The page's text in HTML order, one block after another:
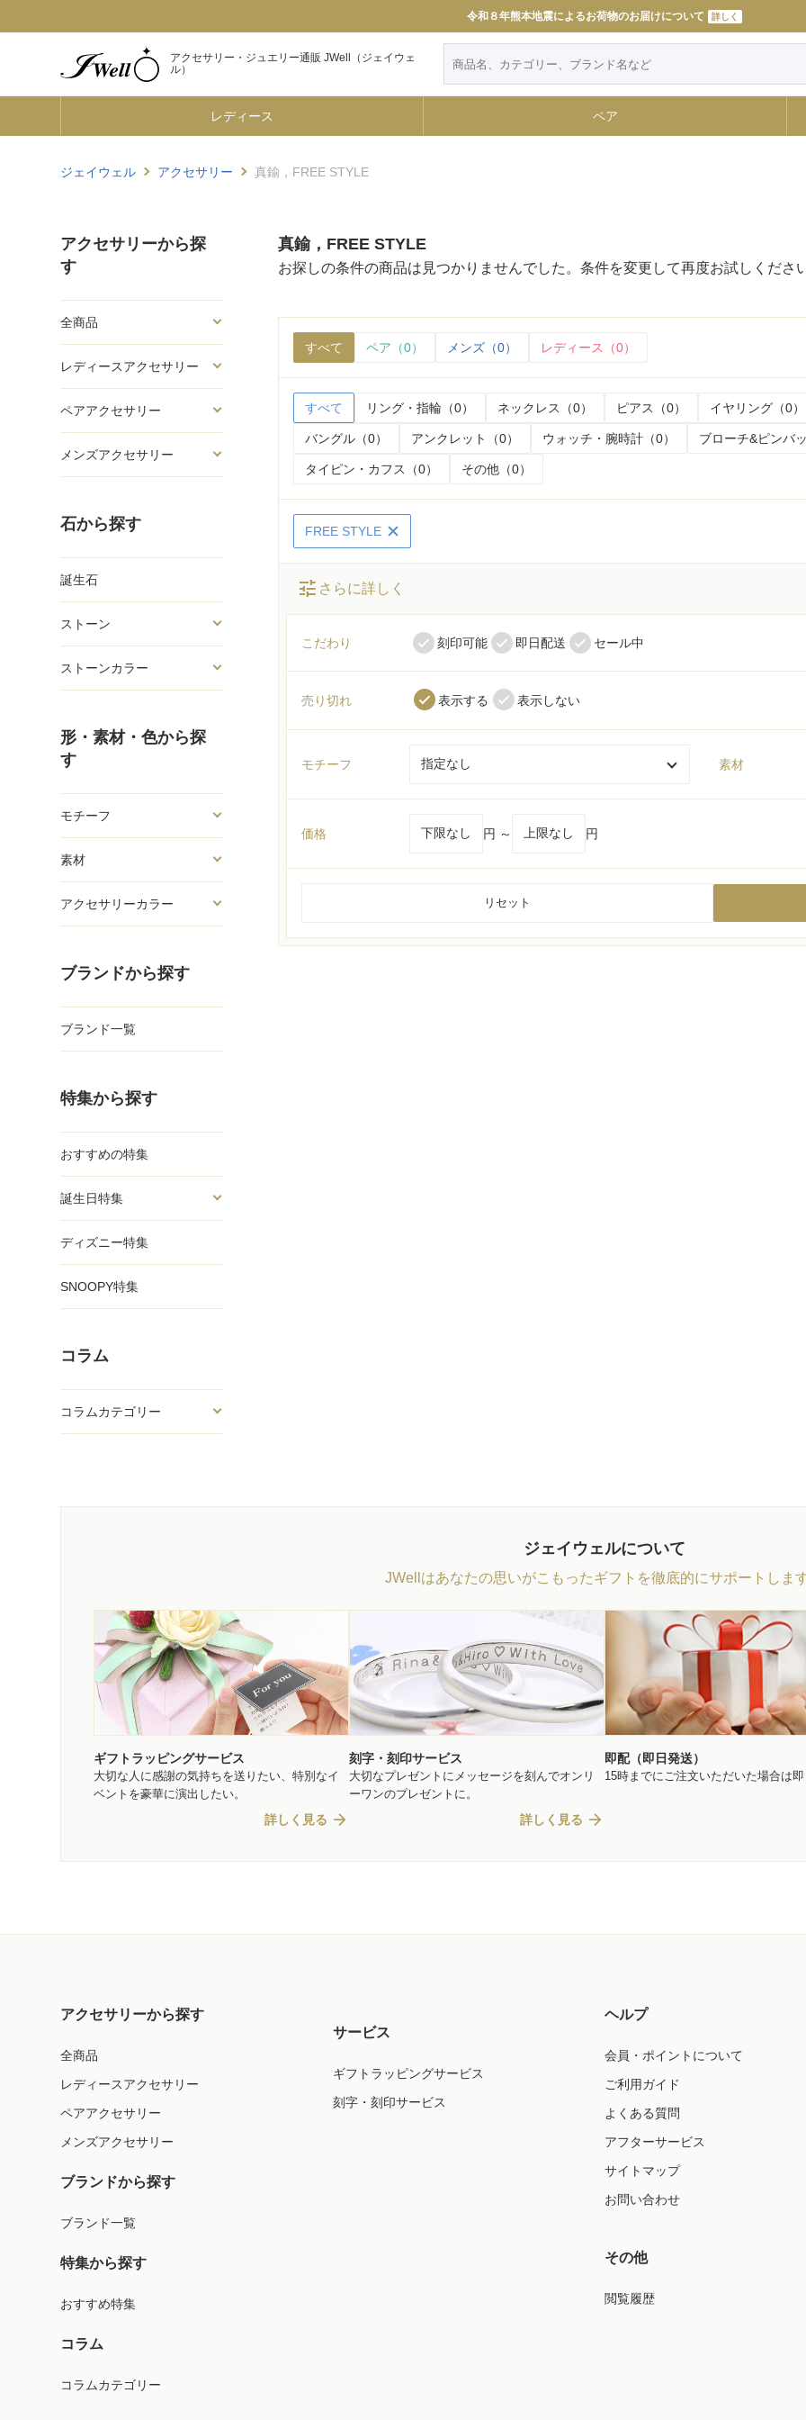
令和８年熊本地震によるお荷物のお届けについて 詳しく
11000円以上で送料無料 詳しく
アクセサリー・ジュエリー通販 JWell（ジェイウェ
ル）
レディース ペア
ジェイウェル アクセサリー 真鍮，FREE STYLE
アクセサリーから探
す
全商品
レディースアクセサリー
ペアアクセサリー
メンズアクセサリー
石から探す
誕生石
ストーン
ストーンカラー
形・素材・色から探
す
モチーフ
素材
アクセサリーカラー
ブランドから探す
ブランド一覧
特集から探す
おすすめの特集
誕生日特集
ディズニー特集
SNOOPY特集
コラム
コラムカテゴリー
真鍮，FREE STYLE
お探しの条件の商品は見つかりませんでした。条件を変更して再度お試しくださ
すべて ペア（0） メンズ（0） レディース（0）
すべて リング・指輪（0） ネックレス（0） ピアス（0） イヤリング（0）
バングル（0） アンクレット（0） ウォッチ・腕時計（0） ブローチ&ピンバ
タイピン・カフス（0） その他（0）
FREE STYLE
tune さらに詳しく
こだわり 刻印可能 即日配送 セール中
売り切れ 表示する 表示しない
モチーフ 素材
価格 円 ～ 円
リセット
ジェイウェルについて
JWellはあなたの思いがこもったギフトを徹底的にサポートしま
ギフトラッピングサービス
大切な人に感謝の気持ちを送りたい、特別なイ
ベントを豪華に演出したい。
詳しく見る arrow_forward
刻字・刻印サービス
大切なプレゼントにメッセージを刻んでオンリ
ーワンのプレゼントに。
詳しく見る arrow_forward
即配（即日発送）
15時までにご注文いただいた場合は
アクセサリーから探す
全商品
レディースアクセサリー
ペアアクセサリー
メンズアクセサリー
ブランドから探す
ブランド一覧
特集から探す
おすすめ特集
コラム
コラムカテゴリー
サービス
ギフトラッピングサービス
刻字・刻印サービス
ヘルプ
会員・ポイントについて
ご利用ガイド
よくある質問
アフターサービス
サイトマップ
お問い合わせ
その他
閲覧履歴